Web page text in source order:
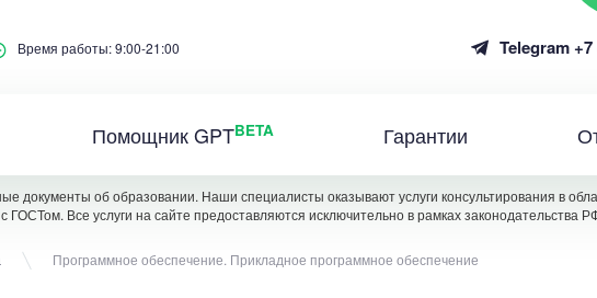
Время работы: 9:00-21:00 Telegram +7
Помощник GPTBETA Гарантии
документы об образовании. Наши специалисты оказывают услуги консультирования в
Все услуги на сайте предоставляются исключительно в рамках законодательства
Программное обеспечение. Прикладное программное обеспечение